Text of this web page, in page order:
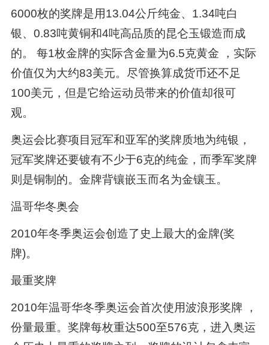
6000枚的奖牌是用13.04公斤纯金、1.34吨白
银、0.83吨黄铜和4吨高品质的昆仑玉锻造而成
的。 每1枚金牌的实际含金量为6.5克黄金 ，实际
价值仅为大约83美元。尽管换算成货币还不足
100美元，但是它给运动员带来的价值却很可
观。
奥运会比赛项目冠军和亚军的奖牌质地为纯银，
冠军奖牌还要镀有不少于6克的纯金，而季军奖牌
则是铜制的。金牌背镶嵌玉而名为金镶玉。
温哥华冬奥会
2010年冬季奥运会创造了史上最大的金牌(奖
牌)。
最重奖牌
2010年温哥华冬季奥运会首次使用波浪形奖牌 ，
份量最重。奖牌每枚重达500至576克，进入奥运